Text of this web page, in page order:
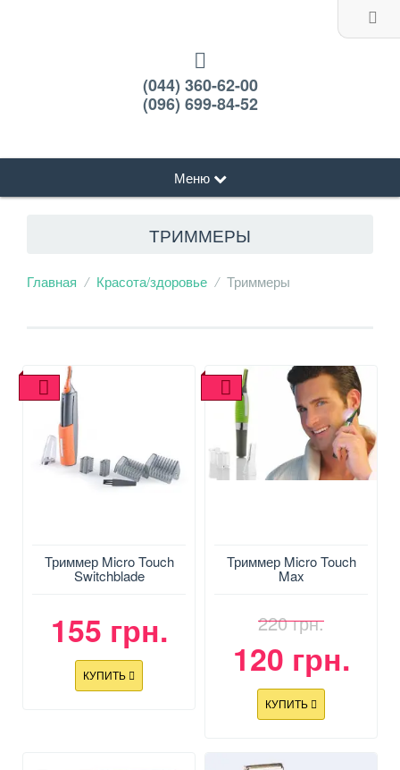
(044) 360-62-00
(096) 699-84-52
Меню
ТРИММЕРЫ
Главная Красота/здоровье Триммеры
Триммер Micro Touch
Switchblade
155 грн.
КУПИТЬ
Триммер Micro Touch
Max
220 грн.
120 грн.
КУПИТЬ